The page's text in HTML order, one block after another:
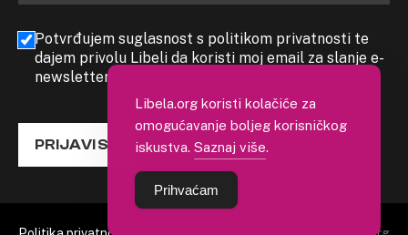
Potvrđujem suglasnost s politikom privatnosti te
dajem privolu Libeli da koristi moj email za slanje e-
newslettera
PRIJAVI SE
Libela.org koristi kolačiće za
omogućavanje boljeg korisničkog
iskustva. Saznaj više.
Prihvaćam